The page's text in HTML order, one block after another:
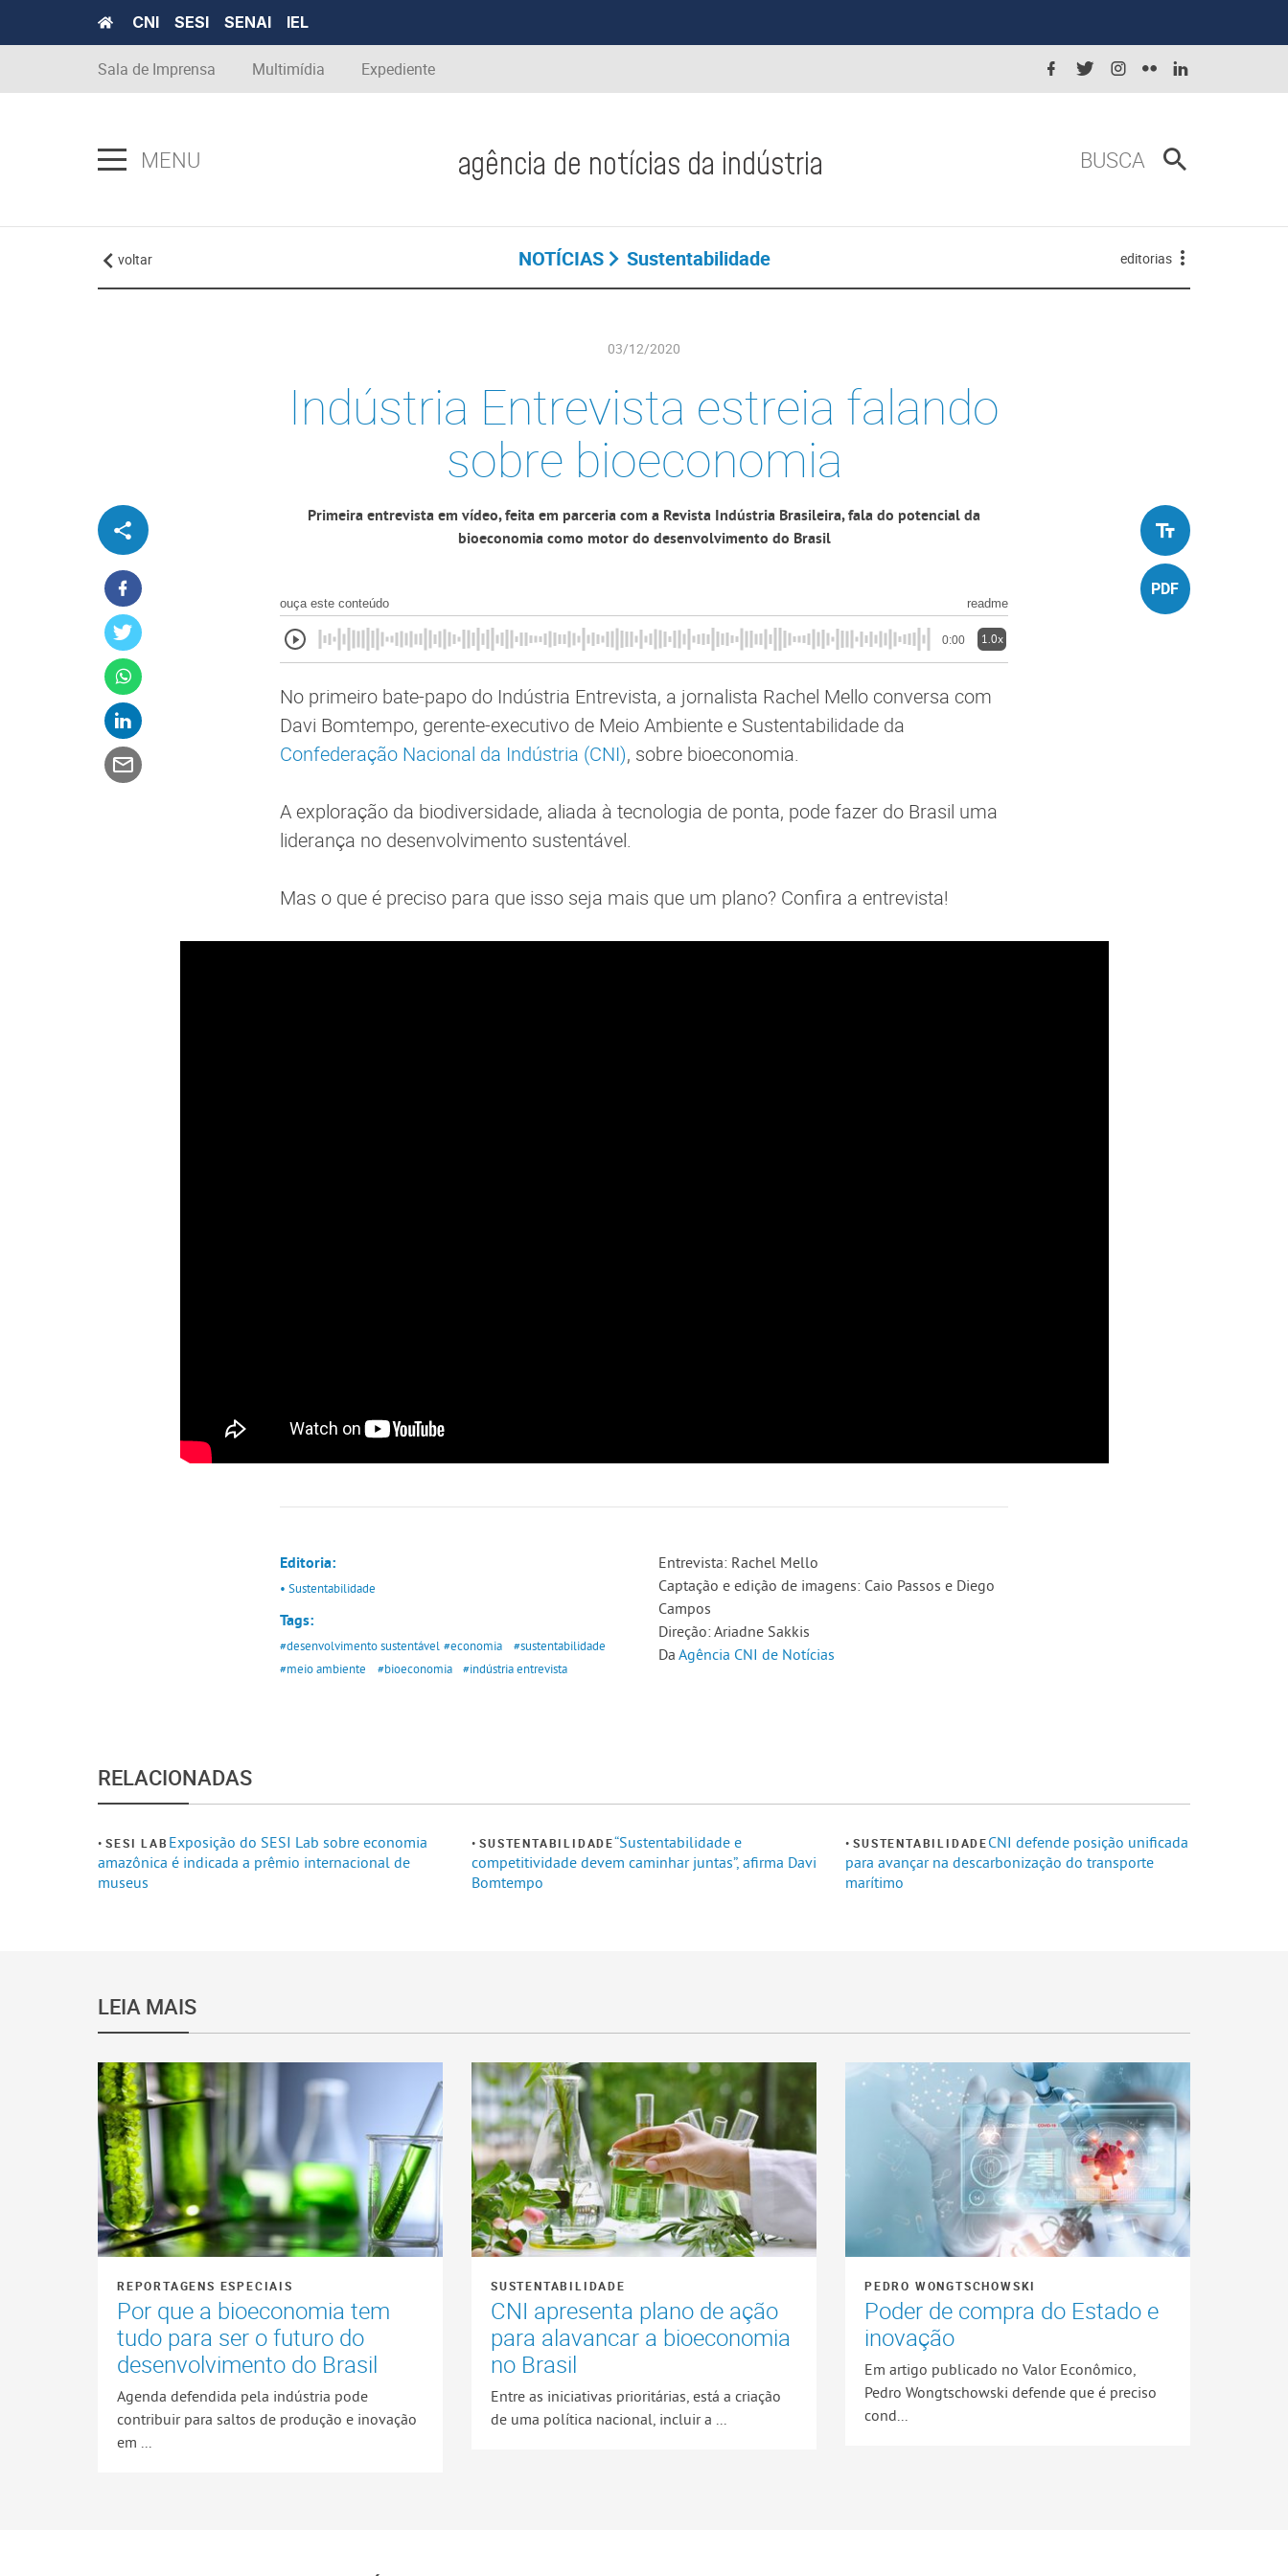
CNI SESI SENAI IEL
Sala de Imprensa Multimídia Expediente
MENU agência de notícias da indústria BUSCA
voltar NOTÍCIAS Sustentabilidade editorias
03/12/2020
Indústria Entrevista estreia falando
sobre bioeconomia
Primeira entrevista em vídeo, feita em parceria com a Revista Indústria Brasileira, fala do potencial da
bioeconomia como motor do desenvolvimento do Brasil
ouça este conteúdo readme
0:00 1.0x
No primeiro bate-papo do Indústria Entrevista, a jornalista Rachel Mello conversa com
Davi Bomtempo, gerente-executivo de Meio Ambiente e Sustentabilidade da
Confederação Nacional da Indústria (CNI), sobre bioeconomia.
A exploração da biodiversidade, aliada à tecnologia de ponta, pode fazer do Brasil uma
liderança no desenvolvimento sustentável.
Mas o que é preciso para que isso seja mais que um plano? Confira a entrevista!
Editoria:
• Sustentabilidade
Tags:
#desenvolvimento sustentável #economia
#sustentabilidade
#meio ambiente
#bioeconomia #indústria entrevista
Entrevista: Rachel Mello
Captação e edição de imagens: Caio Passos e Diego
Campos
Direção: Ariadne Sakkis
Da Agência CNI de Notícias
RELACIONADAS
SESI LAB Exposição do SESI Lab sobre economia
amazônica é indicada a prêmio internacional de
museus
SUSTENTABILIDADE“Sustentabilidade e
competitividade devem caminhar juntas”, afirma Davi
Bomtempo
SUSTENTABILIDADECNI defende posição unificada
para avançar na descarbonização do transporte
marítimo
LEIA MAIS
REPORTAGENS ESPECIAIS
Por que a bioeconomia tem
tudo para ser o futuro do
desenvolvimento do Brasil
Agenda defendida pela indústria pode
contribuir para saltos de produção e inovação
em ...
SUSTENTABILIDADE
CNI apresenta plano de ação
para alavancar a bioeconomia
no Brasil
Entre as iniciativas prioritárias, está a criação
de uma política nacional, incluir a ...
PEDRO WONGTSCHOWSKI
Poder de compra do Estado e
inovação
Em artigo publicado no Valor Econômico,
Pedro Wongtschowski defende que é preciso
cond...